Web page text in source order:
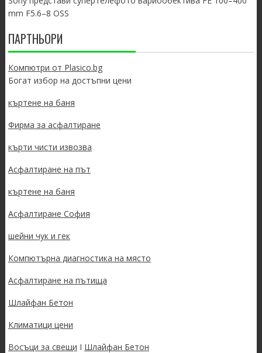
mm F5.6–8 OSS
ПАРТНЬОРИ
Компютри от Plasico.bg
Богат избор на достъпни цени
къртене на баня
Фирма за асфалтиране
кърти чисти извозва
Асфалтиране на път
къртене на баня
Асфалтиране София
шейни чук и гек
Компютърна диагностика на място
Асфалтиране на пътища
Шлайфан Бетон
Климатици цени
Восъци за свещи I Шлайфан Бетон